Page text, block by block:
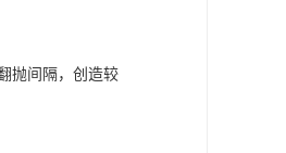
抛间隔，创造较